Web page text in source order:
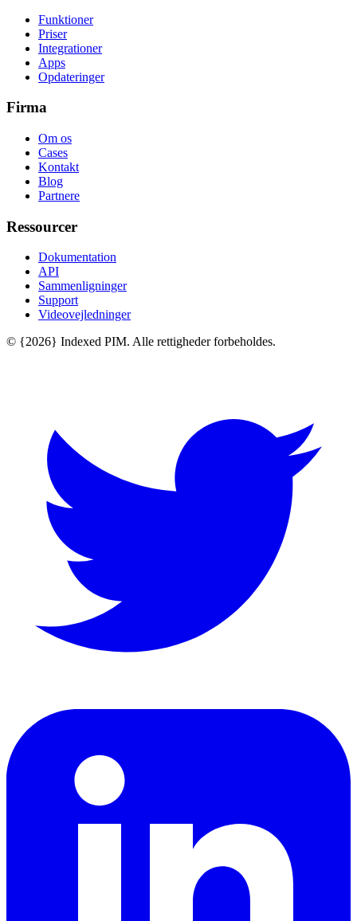
Funktioner
Priser
Integrationer
Apps
Opdateringer
Firma
Om os
Cases
Kontakt
Blog
Partnere
Ressourcer
Dokumentation
API
Sammenligninger
Support
Videovejledninger
© {2026} Indexed PIM. Alle rettigheder forbeholdes.